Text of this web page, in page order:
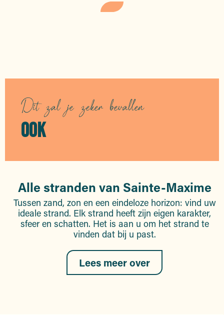
Dit zal je zeker bevallen
OOK
Alle stranden van Sainte-Maxime
Tussen zand, zon en een eindeloze horizon: vind uw
ideale strand. Elk strand heeft zijn eigen karakter,
sfeer en schatten. Het is aan u om het strand te
vinden dat bij u past.
Lees meer over